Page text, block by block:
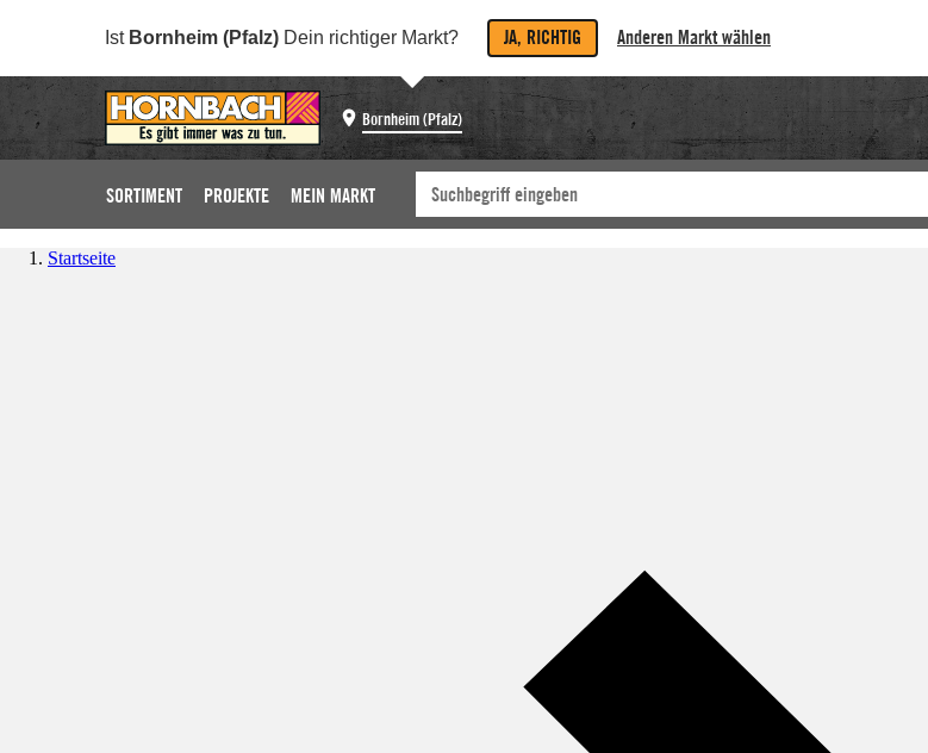
Ist Bornheim (Pfalz) Dein richtiger Markt? JA, RICHTIG Anderen Markt wählen
Bornheim (Pfalz)
SORTIMENT PROJEKTE MEIN MARKT
Startseite